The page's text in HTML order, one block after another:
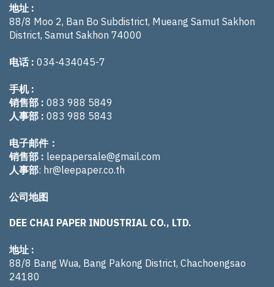
地址 :
88/8 Moo 2, Ban Bo Subdistrict, Mueang Samut Sakhon
District, Samut Sakhon 74000
电话 :034-434045-7
手机 :
销售部 :083 988 5849
人事部 :083 988 5843
电子邮件：
销售部 : leepapersale@gmail.com
人事部: hr@leepaper.co.th
公司地图
DEE CHAI PAPER INDUSTRIAL CO., LTD.
地址 :
88/8 Bang Wua, Bang Pakong District, Chachoengsao
24180